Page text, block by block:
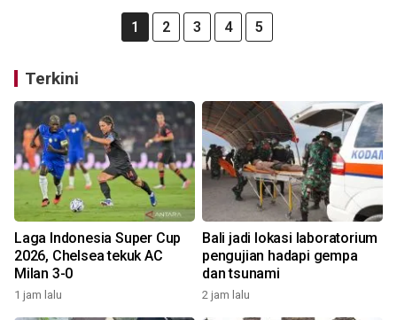
1 2 3 4 5
Terkini
Laga Indonesia Super Cup
2026, Chelsea tekuk AC
Milan 3-0
1 jam lalu
Bali jadi lokasi laboratorium
pengujian hadapi gempa
dan tsunami
2 jam lalu